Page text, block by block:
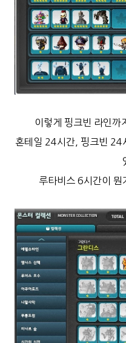
이렇게 핑크빈 라인까
혼테일 24시간, 핑크빈 24
루타비스 6시간이 뭔